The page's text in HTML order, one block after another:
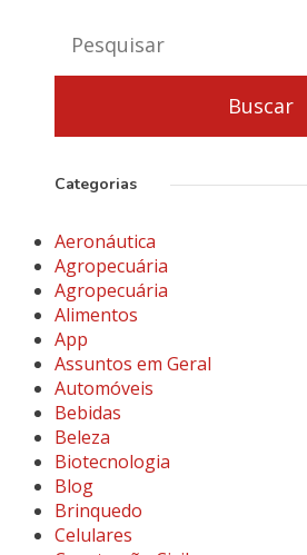
Categorias
Aeronáutica
Agropecuária
Agropecuária
Alimentos
App
Assuntos em Geral
Automóveis
Bebidas
Beleza
Biotecnologia
Blog
Brinquedo
Celulares